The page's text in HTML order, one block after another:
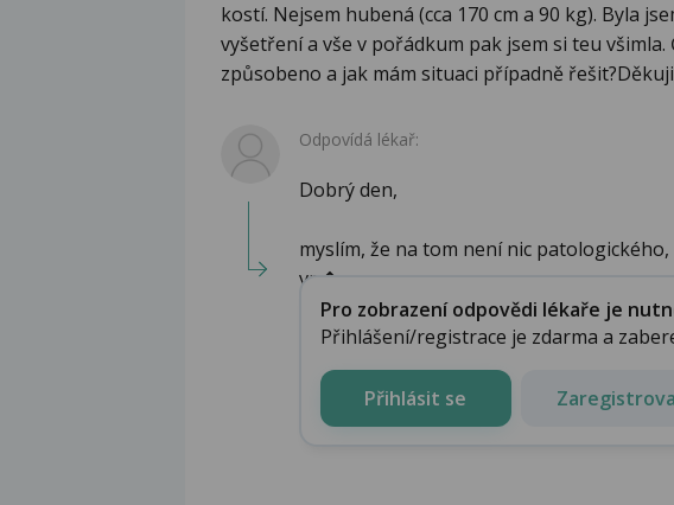
kostí. Nejsem hubená (cca 170 cm a 90 kg). Byla
vyšetření a vše v pořádkum pak jsem si teu
způsobeno a jak mám situaci případně řešit?Děkuji
Odpovídá lékař:
Dobrý den,
myslím, že na tom není nic
vn�...
Pro zobrazení odpovědi lékaře je
Přihlášení/registrace je zdarma a
Přihlásit se